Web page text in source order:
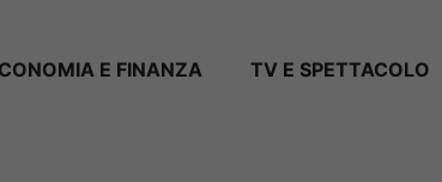
E FINANZA TV E SPETTACOLO